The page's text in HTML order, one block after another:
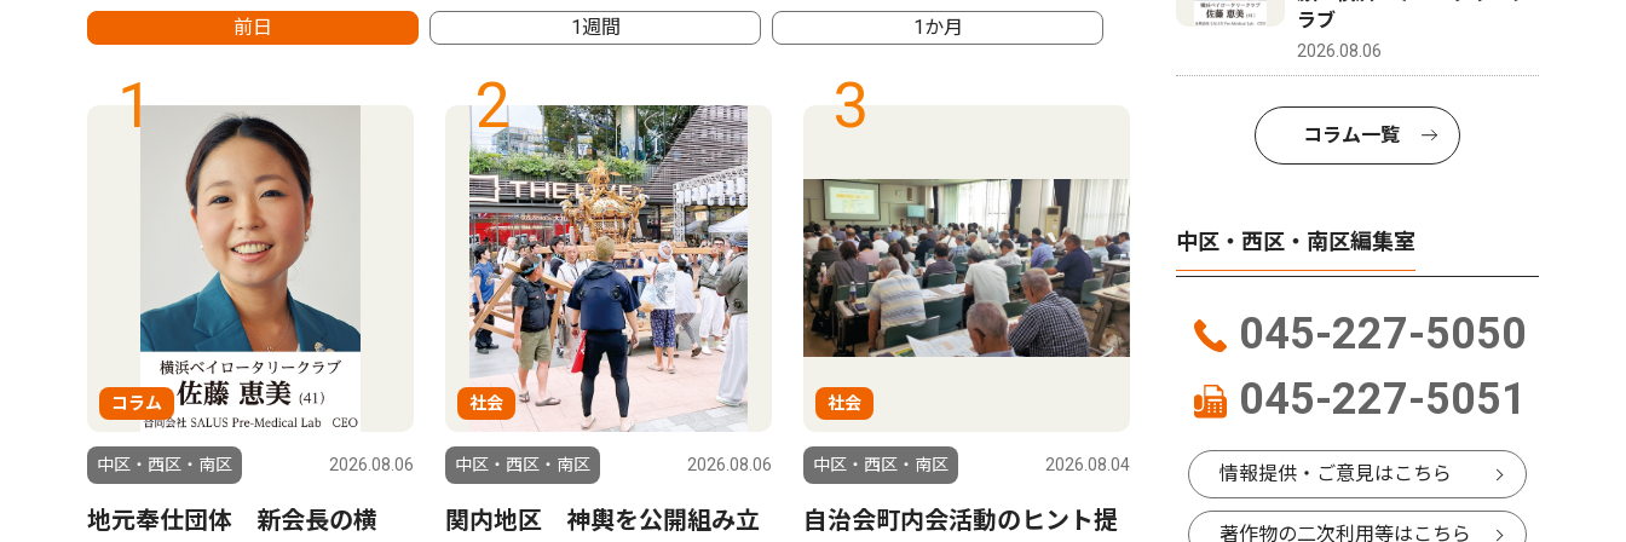
前日 1週間 1か月
1
コラム
中区・西区・南区 2026.08.06
地元奉仕団体 新会長の横
2
社会
中区・西区・南区 2026.08.06
関内地区 神輿を公開組み立
3
社会
中区・西区・南区 2026.08.04
自治会町内会活動のヒント提
文化
中区・西区・南区 2026.08.06
「ゆず色」のオシロイバナ
南区・吉
ラブ
2026.08.06
コラム一覧
中区・西区・南区編集室
045-227-5050
045-227-5051
情報提供・ご意見はこちら
著作物の二次利用等はこちら